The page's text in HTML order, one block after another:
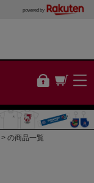
powered by
の商品一覧